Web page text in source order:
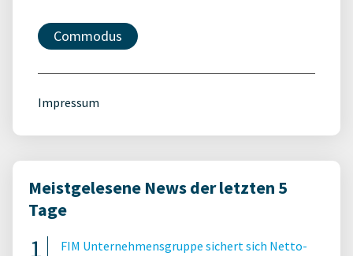
Commodus
Impressum
Meistgelesene News der letzten 5
Tage
FIM Unternehmensgruppe sichert sich Netto-